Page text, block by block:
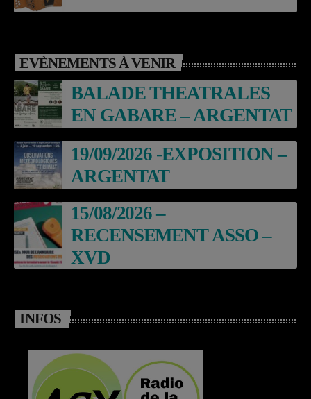
EVÈNEMENTS À VENIR
BALADE THEATRALES
EN GABARE – ARGENTAT
19/09/2026 -EXPOSITION –
ARGENTAT
15/08/2026 –
RECENSEMENT ASSO –
XVD
INFOS